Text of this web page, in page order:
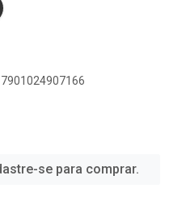
se para comprar.